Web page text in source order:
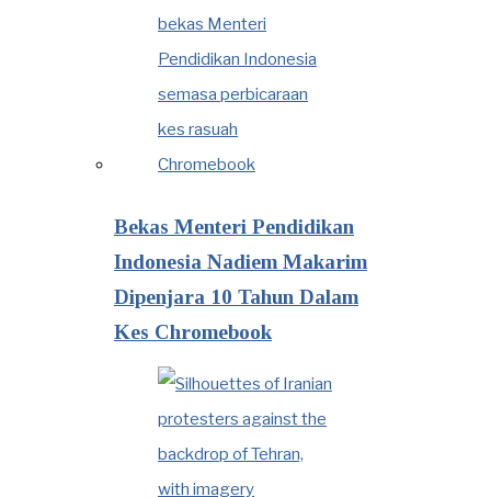
Bekas Menteri Pendidikan
Indonesia Nadiem Makarim
Dipenjara 10 Tahun Dalam
Kes Chromebook